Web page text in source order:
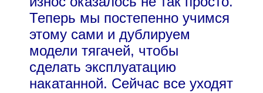
Теперь мы постепенно учимся
этому сами и дублируем
модели тягачей, чтобы
сделать эксплуатацию
накатанной. Сейчас все уходят